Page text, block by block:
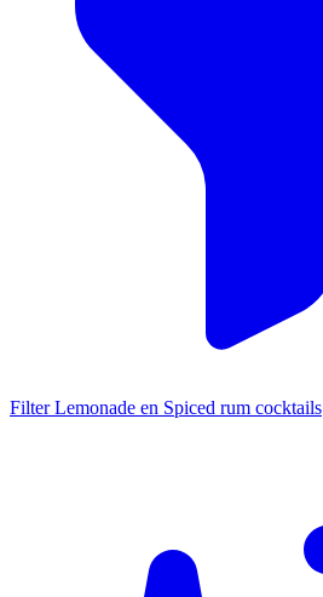
Filter Lemonade en Spiced rum cocktails